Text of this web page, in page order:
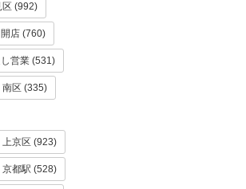
(992)
店 (760)
営業 (531)
南区 (335)
上京区 (923)
京都駅 (528)